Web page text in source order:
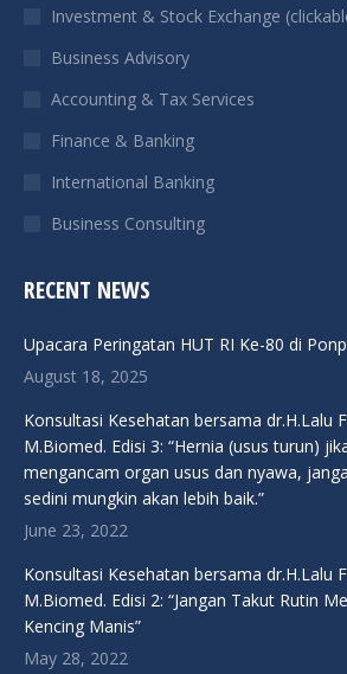
new
window
new
window
new
window
new
window
Investment & Stock Exchange
Business Advisory
Accounting & Tax Services
Finance & Banking
International Banking
Business Consulting
RECENT NEWS
Upacara Peringatan HUT RI Ke-80 di
August 18, 2025
Konsultasi Kesehatan bersama dr.H.Lalu
M.Biomed. Edisi 3: “Hernia (usus turun)
mengancam organ usus dan nyawa,
sedini mungkin akan lebih baik.”
June 23, 2022
Konsultasi Kesehatan bersama dr.H.Lalu
M.Biomed. Edisi 2: “Jangan Takut Rutin
Kencing Manis”
May 28, 2022